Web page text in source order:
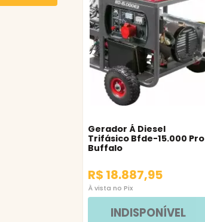
Gerador Á Diesel
Trifásico Bfde-15.000 Pro
Buffalo
R$ 18.887,95
À vista no Pix
INDISPONÍVEL